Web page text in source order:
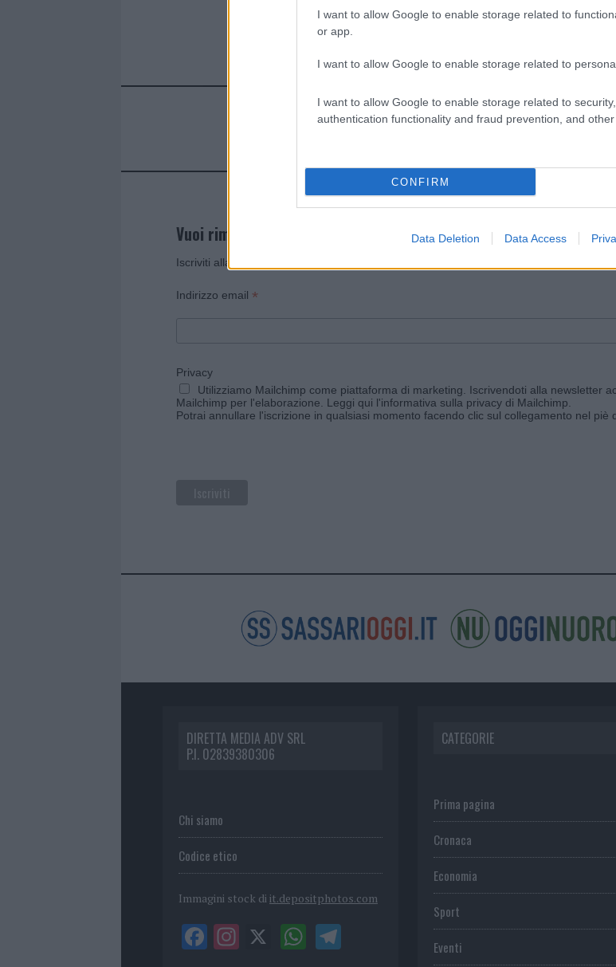
I want to allow Google to enable storage related to
or app.
I want to allow Google to enable storage related to
I want to allow Google to enable storage related to
authentication functionality and fraud prevention, and other
CONFIRM
Data Deletion Data Access
Invia un Comunicato Stampa|
Vuoi rimanere sempre aggiornato?
Iscriviti alla newsletter di Gallura Oggi e ricevi le nostre email periodiche contenenti le
Indirizzo email *
Privacy
Utilizziamo Mailchimp come piattaforma di marketing. Iscrivendoti alla newsletter
Mailchimp per l'elaborazione. Leggi qui l'informativa sulla privacy di Mailchimp
Potrai annullare l'iscrizione in qualsiasi momento facendo clic sul collegamento nel piè
DIRETTA MEDIA ADV SRL
P.I. 02839380306
Chi siamo
Codice etico
Immagini stock di it.depositphotos.com
CATEGORIE
Prima pagina
Cronaca
Economia
Sport
Eventi